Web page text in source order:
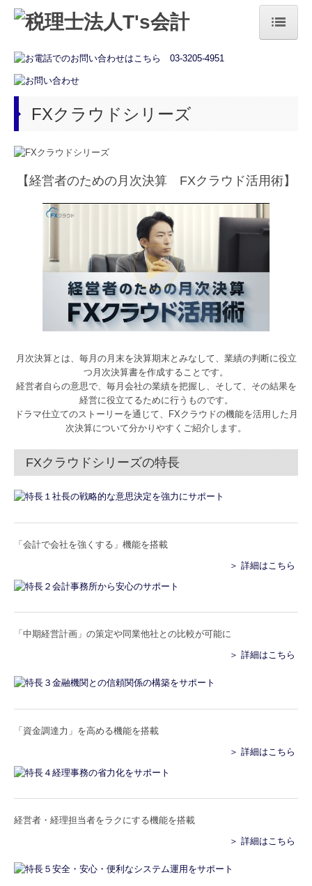
トップページ
法人の方
個人の方
お役立ち情報
税務カレンダー
経営者オススメ情報
補助金・助成金・融資情報
相続税額の早見表
国の共済制度活用コーナー
電帳法・インボイス最新情報
事務所概要・アクセス
ご挨拶
採用情報
先輩インタビュー
事務所通信
FXクラウドシリーズ
【経営者のための月次決算 FXクラウド活用術】
月次決算とは、毎月の月末を決算期末とみなして、業績の判断に役立
つ月次決算書を作成することです。
経営者自らの意思で、毎月会社の業績を把握し、そして、その結果を
経営に役立てるために行うものです。
ドラマ仕立てのストーリーを通じて、FXクラウドの機能を活用した月
次決算について分かりやすくご紹介します。
FXクラウドシリーズの特長
「会計で会社を強くする」機能を搭載
＞ 詳細はこちら
「中期経営計画」の策定や同業他社との比較が可能に
＞ 詳細はこちら
「資金調達力」を高める機能を搭載
＞ 詳細はこちら
経営者・経理担当者をラクにする機能を搭載
＞ 詳細はこちら